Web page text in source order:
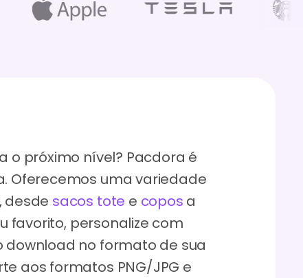
o próximo nível? Pacdora é
Oferecemos uma variedade
desde sacos tote e copos a
favorito, personalize com
no formato de sua
aos formatos PNG/JPG e